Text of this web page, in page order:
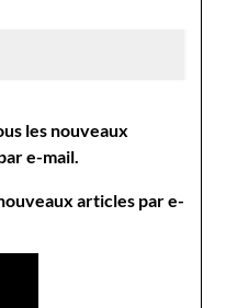
les nouveaux
e-mail.
articles par e-